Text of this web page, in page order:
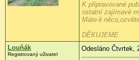
K připravované
ostatní zajímavé
Máte-li
DĚKUJEME
Louňák
Registrovaný uživatel
Odesláno Čtvrtek,